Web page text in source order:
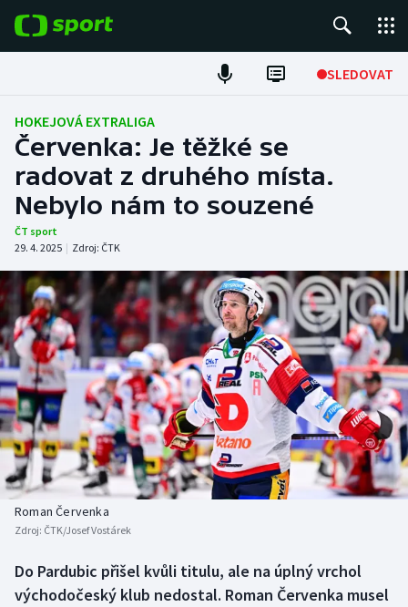
SLEDOVAT
Fotbal
Hokej
Tenis
Atletika
Cyklistika
DALŠÍ SPORTY
Americký fotbal
Baseball a softbal
Basketbal
Biatlon
Box
NEPŘEHLÉDNĚTE
Soutěže
Historické návraty
Aplikace ČT sport
HOKEJOVÁ EXTRALIGA
Červenka: Je těžké se
radovat z druhého místa.
Nebylo nám to souzené
ČT sport
29. 4. 2025 | Zdroj: ČTK
Roman Červenka
Zdroj: ČTK/Josef Vostárek
Do Pardubic přišel kvůli titulu, ale na úplný vrchol
východočeský klub nedostal. Roman Červenka musel